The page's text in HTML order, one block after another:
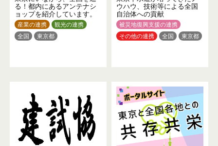
る！都内にあるアンテナシ
ョップを紹介しています。
産業の連携
観光の連携
全国
東京都
ウハウ、技術等による全国
自治体への貢献
被災地復興支援の連携
その他の連携
全国 東京都